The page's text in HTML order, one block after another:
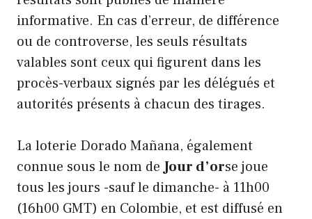
informative. En cas d’erreur, de différence
ou de controverse, les seuls résultats
valables sont ceux qui figurent dans les
procès-verbaux signés par les délégués et
autorités présents à chacun des tirages.
La loterie Dorado Mañana, également
connue sous le nom deJour d’orse joue
tous les jours -sauf le dimanche- à 11h00
(16h00 GMT) en Colombie, et est diffusé en